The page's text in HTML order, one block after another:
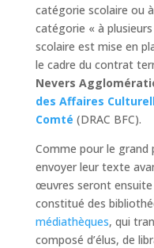
catégorie scolaire ou
catégorie « à
scolaire est mise en
le cadre du contrat
Nevers
des Affaires
Comté (DRAC BFC).
Comme pour le grand
envoyer leur texte
œuvres seront
constitué des
médiathèques, qui
composé d’élus, de